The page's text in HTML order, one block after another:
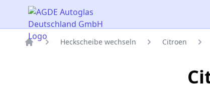
AGDE Autoglas Deutschland GmbH
Heckscheibe wechseln Citroen